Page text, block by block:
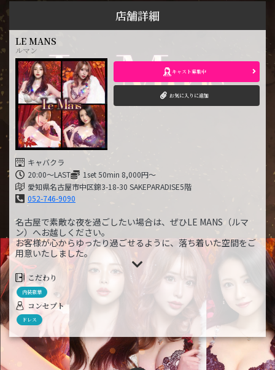
店舗詳細
LE MANS
ルマン
キャバクラ
20:00～LAST
1set 50min 8,000円～
愛知県名古屋市中区錦3-18-30 SAKEPARADISE5階
052-746-9090
キャスト募集中
お気に入りに追加
名古屋で素敵な夜を過ごしたい場合は、ぜひLE MANS（ルマ
ン）へお越しください。
お客様が心からゆったり過ごせるように、落ち着いた空間をご
用意いたしました。
シックで高級感のある店内と、他を圧倒するハイクラスな美女
を揃えて皆さまをお待ちしております。
こだわり
内装豪華
コンセプト
ドレス